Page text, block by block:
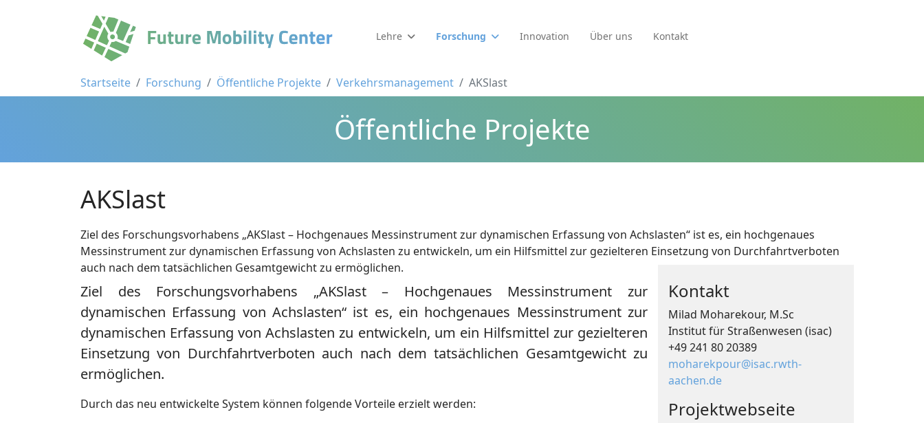
Lehre Forschung Innovation Über uns Kontakt
Startseite Forschung Öffentliche Projekte Verkehrsmanagement AKSlast
Öffentliche Projekte
AKSlast
Ziel des Forschungsvorhabens „AKSlast – Hochgenaues Messinstrument zur dynamischen Erfassung von Achslasten“ ist es, ein hochgenaues
Messinstrument zur dynamischen Erfassung von Achslasten zu entwickeln, um ein Hilfsmittel zur gezielteren Einsetzung von Durchfahrtverboten
auch nach dem tatsächlichen Gesamtgewicht zu ermöglichen.
Ziel des Forschungsvorhabens „AKSlast – Hochgenaues Messinstrument zur
dynamischen Erfassung von Achslasten“ ist es, ein hochgenaues Messinstrument zur
dynamischen Erfassung von Achslasten zu entwickeln, um ein Hilfsmittel zur gezielteren
Einsetzung von Durchfahrtverboten auch nach dem tatsächlichen Gesamtgewicht zu
ermöglichen.
Durch das neu entwickelte System können folgende Vorteile erzielt werden:
Kontakt
Milad Moharekour, M.Sc
Institut für Straßenwesen (isac)
+49 241 80 20389
moharekpour@isac.rwth-
aachen.de
Projektwebseite